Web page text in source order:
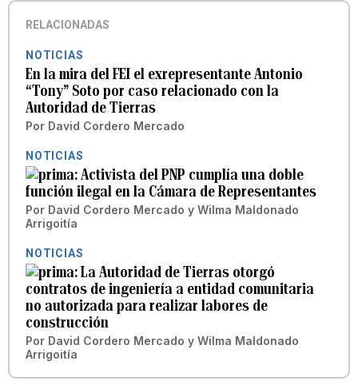
RELACIONADAS
NOTICIAS
En la mira del FEI el exrepresentante Antonio
“Tony” Soto por caso relacionado con la
Autoridad de Tierras
Por David Cordero Mercado
NOTICIAS
Activista del PNP cumplía una doble
función ilegal en la Cámara de Representantes
Por David Cordero Mercado y Wilma Maldonado
Arrigoitía
NOTICIAS
La Autoridad de Tierras otorgó
contratos de ingeniería a entidad comunitaria
no autorizada para realizar labores de
construcción
Por David Cordero Mercado y Wilma Maldonado
Arrigoitía